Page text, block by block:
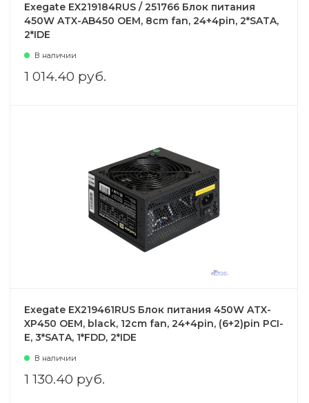
Exegate EX219184RUS / 251766 Блок питания
450W ATX-AB450 OEM, 8cm fan, 24+4pin, 2*SATA,
2*IDE
В наличии
1 014.40 руб.
Exegate EX219461RUS Блок питания 450W ATX-
XP450 OEM, black, 12cm fan, 24+4pin, (6+2)pin PCI-
E, 3*SATA, 1*FDD, 2*IDE
В наличии
1 130.40 руб.